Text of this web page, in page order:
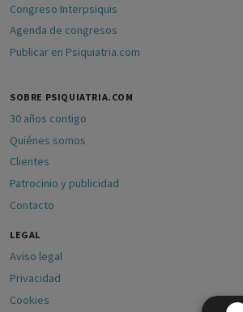
Congreso Interpsiquis
Agenda de congresos
Publicar en Psiquiatria.com
SOBRE PSIQUIATRIA.COM
30 años contigo
Quiénes somos
Clientes
Patrocinio y publicidad
Contacto
LEGAL
Aviso legal
Privacidad
Cookies